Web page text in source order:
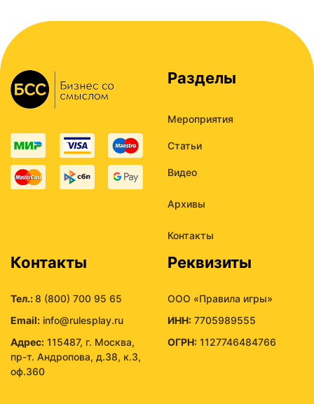
Разделы
Мероприятия
Статьи
Видео
Архивы
Контакты
Контакты
Тел.:8 (800) 700 95 65
Email: info@rulesplay.ru
Адрес: 115487, г. Москва,
пр-т. Андропова, д.38, к.3,
оф.360
Реквизиты
ООО «Правила игры»
ИНН: 7705989555
ОГРН: 1127746484766